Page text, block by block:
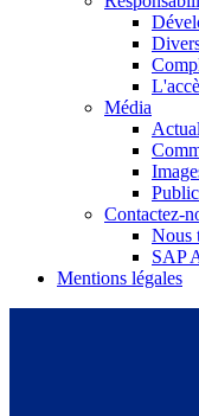
Média
Contactez-
Nous
SAP
Mentions légales